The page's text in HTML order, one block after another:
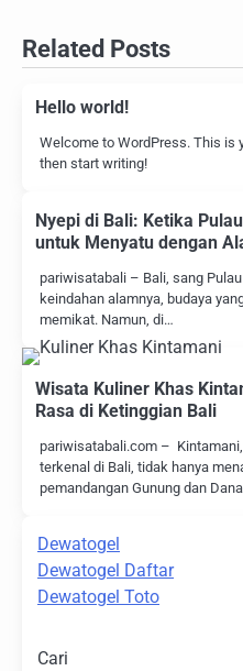
Related Posts
Hello world!
Welcome to WordPress. This is
then start writing!
Nyepi di Bali: Ketika
untuk Menyatu dengan
pariwisatabali – Bali, sang
keindahan alamnya, budaya
memikat. Namun, di…
Wisata Kuliner Khas
Rasa di Ketinggian Bali
pariwisatabali.com –
terkenal di Bali, tidak hanya
pemandangan Gunung dan
Dewatogel
Dewatogel Daftar
Dewatogel Toto
Cari